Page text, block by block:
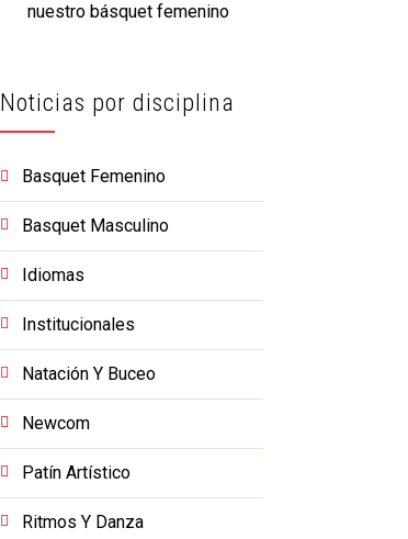
nuestro básquet femenino
Noticias por disciplina
Basquet Femenino
Basquet Masculino
Idiomas
Institucionales
Natación Y Buceo
Newcom
Patín Artístico
Ritmos Y Danza